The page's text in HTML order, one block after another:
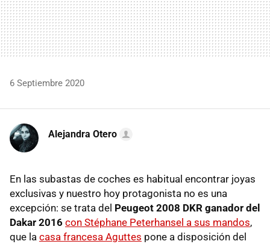
6 Septiembre 2020
Alejandra Otero
En las subastas de coches es habitual encontrar joyas
exclusivas y nuestro hoy protagonista no es una
excepción: se trata del Peugeot 2008 DKR ganador del
Dakar 2016 con Stéphane Peterhansel a sus mandos,
que la casa francesa Aguttes pone a disposición del